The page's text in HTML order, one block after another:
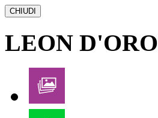
CHIUDI
LEON D'ORO